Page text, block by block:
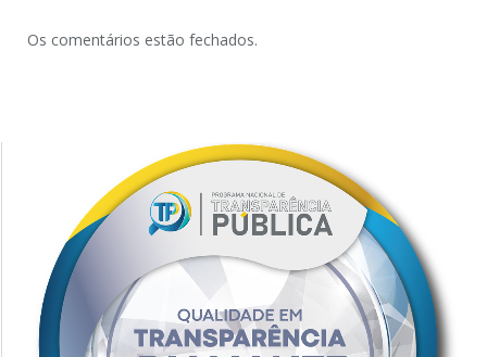
Os comentários estão fechados.